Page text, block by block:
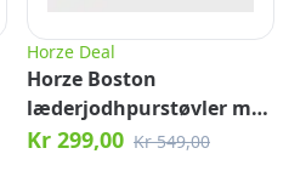
Horze Deal
Horze Boston
læderjodhpurstøvler med
frontlynlås, damemodel
Kr 299,00 Kr 549,00